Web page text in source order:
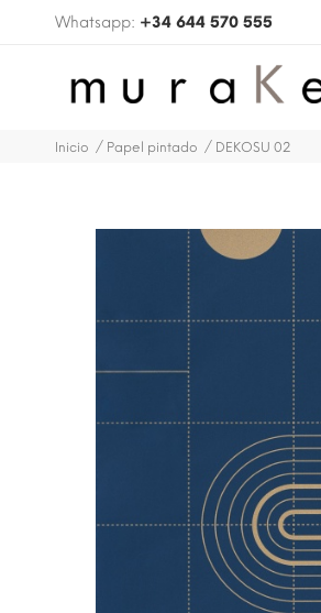
Whatsapp: +34 644 570 555
Inicio Papel pintado DEKOSU 02